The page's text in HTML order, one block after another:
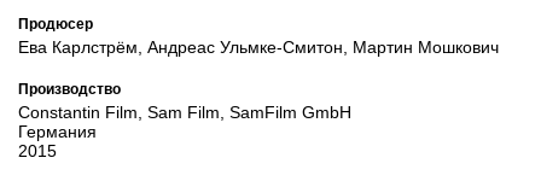
Продюсер
Ева Карлстрём, Андреас Ульмке-Смитон, Мартин Мошкович
Производство
Constantin Film, Sam Film, SamFilm GmbH
Германия
2015